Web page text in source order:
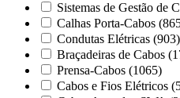
Sistemas de Gestão de
Calhas Porta-Cabos
Condutas Elétricas (903)
Braçadeiras de Cabos
Prensa-Cabos (1065)
Cabos e Fios Elétricos